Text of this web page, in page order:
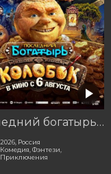
Последний богатырь. Колобок
2026, Россия
Комедия, Фэнтези,
Приключения